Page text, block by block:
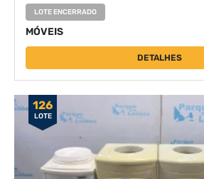
LOTE ENCERRADO
MÓVEIS
DETALHES
126
LOTE